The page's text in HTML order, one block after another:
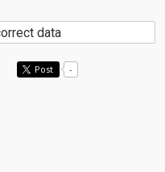
data
Post -